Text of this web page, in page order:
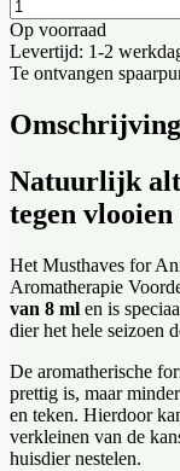
Op voorraad
Levertijd: 1-2
Te ontvangen
Omschrijving
Natuurlijk
tegen vlooien
Het Musthaves for
Aromatherapie
van 8 ml en is
dier het hele seizoen
De aromatherische
prettig is, maar
en teken. Hierdoor
verkleinen van de
huisdier nestelen.